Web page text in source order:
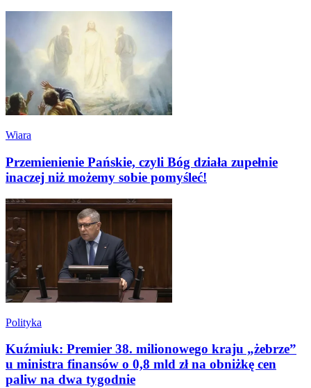
Wiara
Przemienienie Pańskie, czyli Bóg działa zupełnie
inaczej niż możemy sobie pomyśleć!
Polityka
Kuźmiuk: Premier 38. milionowego kraju „żebrze”
u ministra finansów o 0,8 mld zł na obniżkę cen
paliw na dwa tygodnie